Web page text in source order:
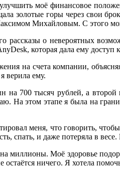
моё финансовое
золотые горы через свои
Михайловым. С этого
о невероятных
которая дала ему доступ
на счета компании,
верила ему.
на 700 тысяч рублей, а
этом этапе я была на
меня, что говорить,
спать, и даже потеряла в
миллионы. Моё здоровье
ничего. Я хотела